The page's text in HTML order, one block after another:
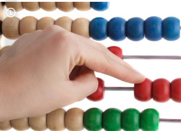
Copyright-Hinweis öffnen/schließen